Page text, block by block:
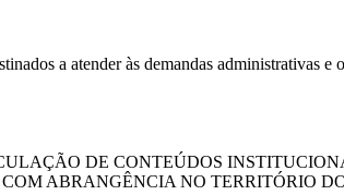
a atender às demandas administrativas
DE CONTEÚDOS
ABRANGÊNCIA NO TERRITÓRIO